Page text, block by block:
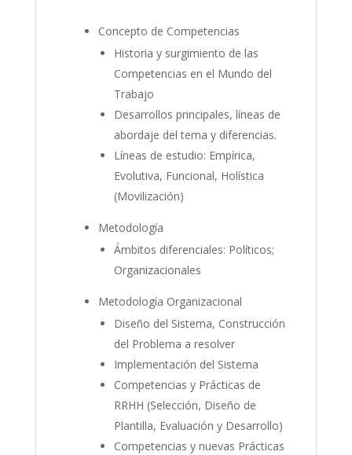
Concepto de Competencias
Historia y surgimiento de las
Competencias en el Mundo del
Trabajo
Desarrollos principales, líneas de
abordaje del tema y diferencias.
Líneas de estudio: Empírica,
Evolutiva, Funcional, Holística
(Movilización)
Metodología
Ámbitos diferenciales: Políticos;
Organizacionales
Metodología Organizacional
Diseño del Sistema, Construcción
del Problema a resolver
Implementación del Sistema
Competencias y Prácticas de
RRHH (Selección, Diseño de
Plantilla, Evaluación y Desarrollo)
Competencias y nuevas Prácticas